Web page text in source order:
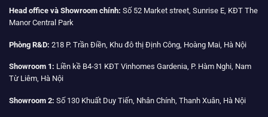
Head office và Showroom chính: Số 52 Market street, Sunrise E, KĐT The
Manor Central Park
Phòng R&D: 218 P. Trần Điền, Khu đô thị Định Công, Hoàng Mai, Hà Nội
Showroom 1: Liền kề B4-31 KĐT Vinhomes Gardenia, P. Hàm Nghi, Nam
Từ Liêm, Hà Nội
Showroom 2: Số 130 Khuất Duy Tiến, Nhân Chính, Thanh Xuân, Hà Nội